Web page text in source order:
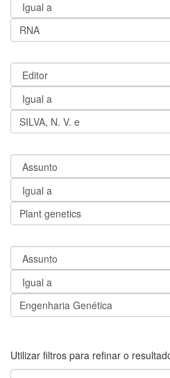
Utilizar filtros para refinar o